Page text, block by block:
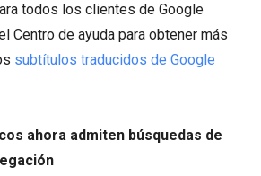
todos los clientes de Google
Centro de ayuda para obtener más
subtítulos traducidos de Google
ahora admiten búsquedas de